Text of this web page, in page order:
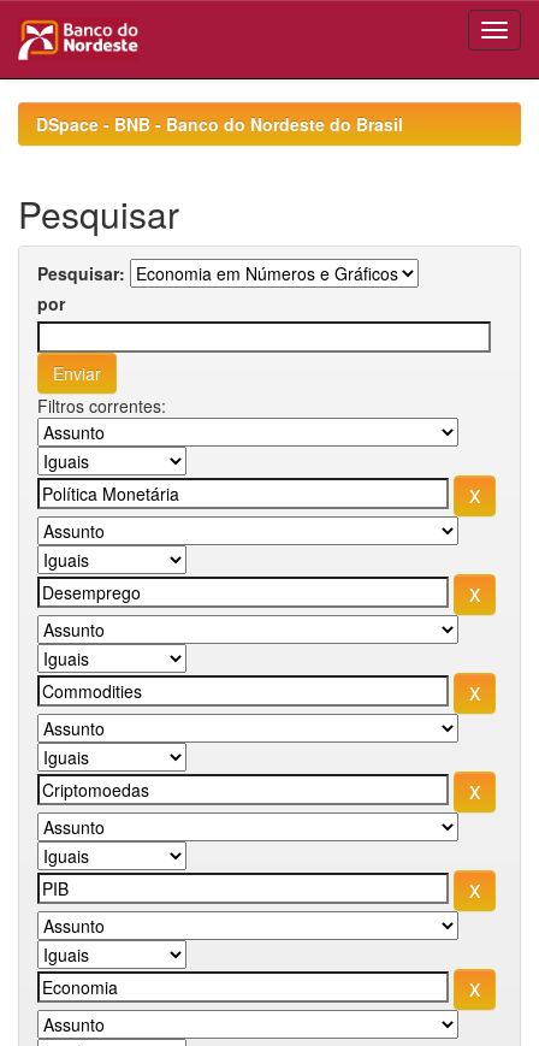
navigationDSpace - BNB - Banco do Nordeste do Brasil
Pesquisar
Pesquisar:
por
Filtros correntes: